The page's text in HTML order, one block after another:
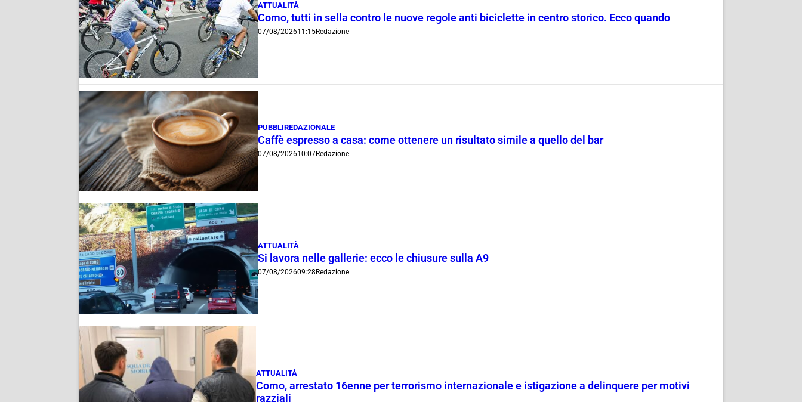
ATTUALITÀ
Como, tutti in sella contro le nuove regole anti biciclette in centro storico. Ecco quando
07/08/202611:15Redazione
PUBBLIREDAZIONALE
Caffè espresso a casa: come ottenere un risultato simile a quello del bar
07/08/202610:07Redazione
ATTUALITÀ
Si lavora nelle gallerie: ecco le chiusure sulla A9
07/08/202609:28 Redazione
ATTUALITÀ
Como, arrestato 16enne per terrorismo internazionale e istigazione a delinquere per motivi
razziali